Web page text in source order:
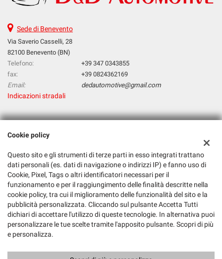
Sede di Benevento
Via Saverio Casselli, 28
82100 Benevento (BN)
Telefono:
+39 347 0343855
fax:
+39 0824362169
Email:
dedautomotive@gmail.com
Indicazioni stradali
Dati fiscali:
Via Saverio Casselli, 28, 82100 Benevento BN
C.F/P.IVA:01561740620
Registro delle imprese:BN
Cookie policy
Questo sito e gli strumenti di terze parti in esso integrati trattano
dati personali (es. dati di navigazione o indirizzi IP) e fanno uso di
Cookie, Pixel, Tags o altri identificatori necessari per il
funzionamento e per il raggiungimento delle finalità descritte nella
cookie policy, tra cui il miglioramento delle funzionalità del sito e la
pubblicità personalizzata. Cliccando sul pulsante Accetta Tutti
dichiari di accettare l'utilizzo di queste tecnologie. In alternativa puoi
personalizzare le tue scelte tramite l'apposito pulsante. Scopri di più
e personalizza.